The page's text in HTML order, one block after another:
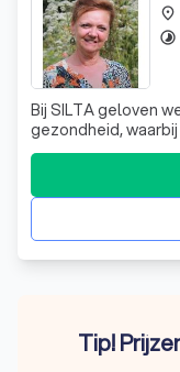
Bij SILTA geloven
gezondheid,
samenhangend
multidisciplinaire
scala aan diensten
en psychotherapie
place
timelapse
Tip!